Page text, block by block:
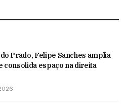
Prado, Felipe Sanches amplia
consolida espaço na direita